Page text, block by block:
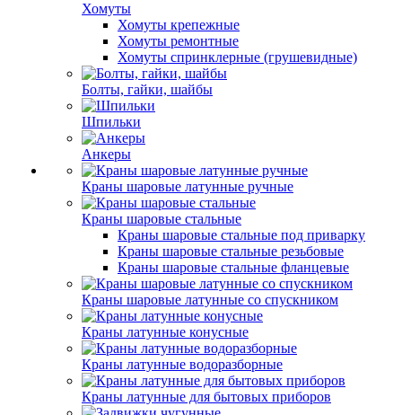
Хомуты
Хомуты крепежные
Хомуты ремонтные
Хомуты спринклерные (грушевидные)
Болты, гайки, шайбы
Шпильки
Анкеры
Краны шаровые латунные ручные
Краны шаровые стальные
Краны шаровые стальные под приварку
Краны шаровые стальные резьбовые
Краны шаровые стальные фланцевые
Краны шаровые латунные со спускником
Краны латунные конусные
Краны латунные водоразборные
Краны латунные для бытовых приборов